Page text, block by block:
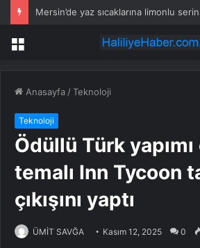
Menü
Anasayfa /Teknoloji
Teknoloji
Ödüllü Türk
temalı Inn Tycoon
çıkışını yaptı
ÜMİT SAVĞA Kasım 12, 2025 0